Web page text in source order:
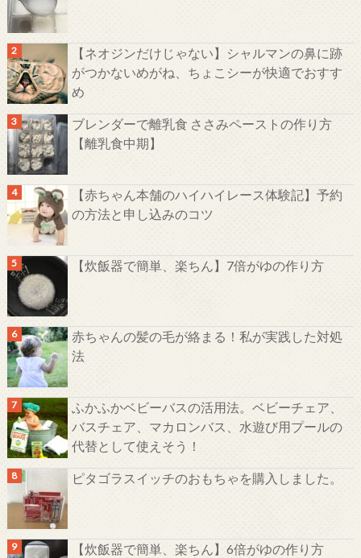
【ネオジンだけじゃない】シャルマンの鼻に跡
がつかないめがね、ちょこシーが快適でおすす
め
ブレンダーで離乳食 ささみペーストの作り方
【離乳食中期】
【赤ちゃん本舗のハイハイレース体験記】予約
の方法と申し込みのコツ
【炊飯器で簡単、楽ちん】7倍がゆの作り方
赤ちゃんの髪の毛が絡まる！私が実践した対処
法
ふかふかベビーバスの活用法。ベビーチェア、
バスチェア、マカロンバス、水遊び用プールの
代替として使えそう！
ピタゴラスイッチのおもちゃを購入しました。
【炊飯器で簡単、楽ちん】6倍がゆの作り方